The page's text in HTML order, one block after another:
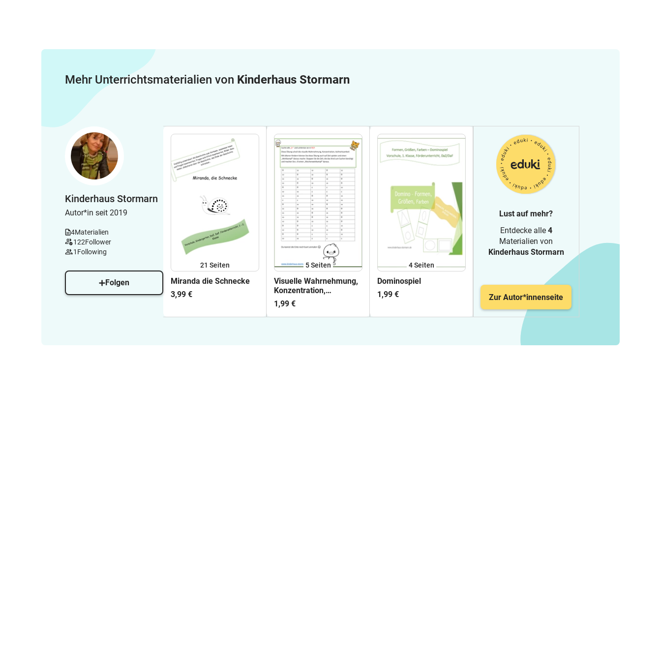
Mehr Unterrichtsmaterialien von Kinderhaus Stormarn
Kinderhaus Stormarn
Autor*in seit 2019
4Materialien
122Follower
1 Following
Folgen
21 Seiten
Miranda die Schnecke
3,99 €
5Seiten
Visuelle Wahrnehmung,
Konzentration,
Aufmerksamkeit
1,99 €
4Seiten
Dominospiel
1,99 €
Lust auf mehr?
Entdecke alle 4
Materialien von
Kinderhaus Stormarn
Zur Autor*innenseite